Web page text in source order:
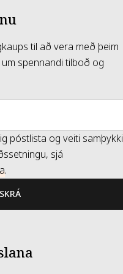
til að vera með þeim
spennandi tilboð og
póstlista og veiti samþykki
sjá
.
SKRÁ